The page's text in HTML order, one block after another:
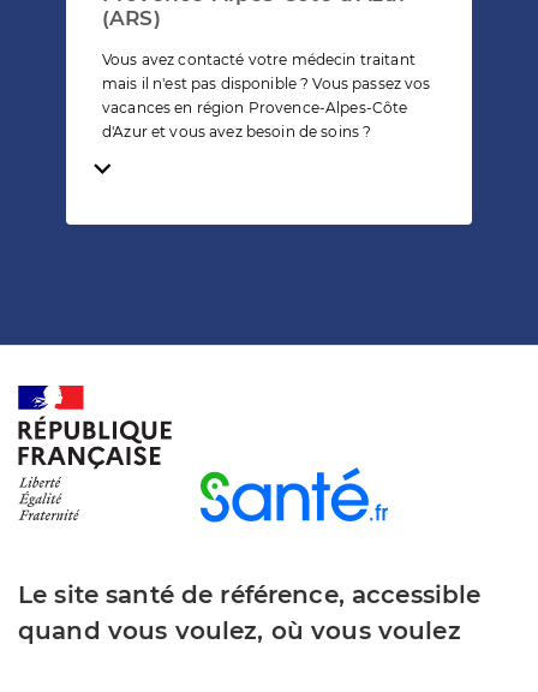
(ARS)
Vous avez contacté votre médecin traitant
mais il n'est pas disponible ? Vous passez vos
vacances en région Provence-Alpes-Côte
d'Azur et vous avez besoin de soins ?
Temps de lecture
Le site santé de référence, accessible
quand vous voulez, où vous voulez